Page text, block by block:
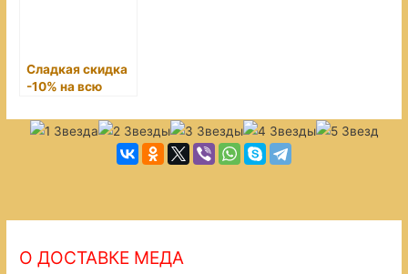
Сладкая скидка
-10% на всю
прошлых лет!
О ДОСТАВКЕ МЕДА